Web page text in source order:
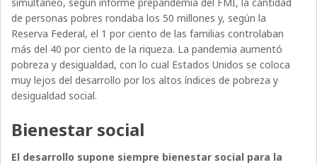
de personas pobres rondaba los 50 millones y, según la
Reserva Federal, el 1 por ciento de las familias controlaban
más del 40 por ciento de la riqueza. La pandemia aumentó
pobreza y desigualdad, con lo cual Estados Unidos se coloca
muy lejos del desarrollo por los altos índices de pobreza y
desigualdad social.
Bienestar social
El desarrollo supone siempre bienestar social para la